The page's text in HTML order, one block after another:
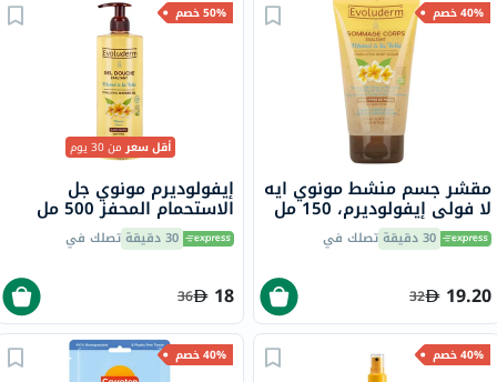
40% خصم
مقشر جسم منشط مونوي ايه
لا فولي إيفولوديرم، 150 مل
30 دقيقة تصلك في
19.20
32
50% خصم
أقل سعرمن 30 يوم
إيفولوديرم مونوي جل
الاستحمام المحفز 500 مل
17318 30 دقيقة تصلك في
18
36
40% خصم 40% خصم